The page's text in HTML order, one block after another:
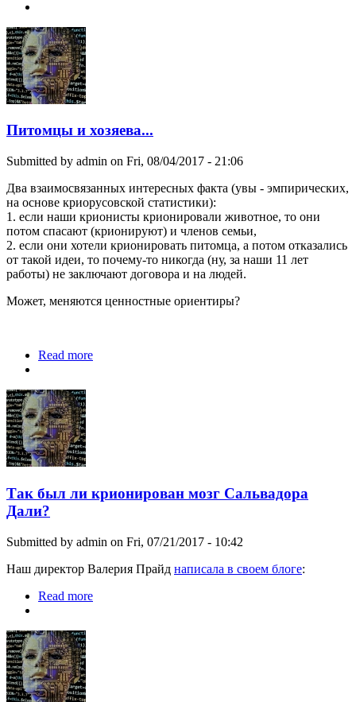
Питомцы и хозяева...
Submitted by admin on Fri, 08/04/2017 - 21:06
Два взаимосвязанных интересных факта (увы - эмпирических,
на основе криорусовской статистики):
1. если наши крионисты крионировали животное, то они
потом спасают (крионируют) и членов семьи,
2. если они хотели крионировать питомца, а потом отказались
от такой идеи, то почему-то никогда (ну, за наши 11 лет
работы) не заключают договора и на людей.
Может, меняются ценностные ориентиры?
Read more
Так был ли крионирован мозг Сальвадора
Дали?
Submitted by admin on Fri, 07/21/2017 - 10:42
Наш директор Валерия Прайд написала в своем блоге:
Read more